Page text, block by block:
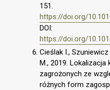
151.
https://doi.org/
DOI:
https://doi.org/
Cieślak I.,
M., 2019.
zagrożonych ze
różnych form